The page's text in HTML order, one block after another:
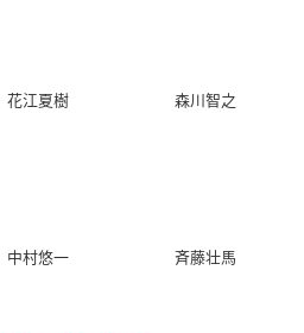
花江夏樹 森川智之
中村悠一 斉藤壮馬